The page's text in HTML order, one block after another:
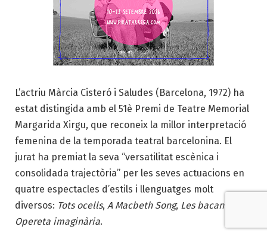
L’actriu Màrcia Cisteró i Saludes (Barcelona, 1972) ha
estat distingida amb el 51è Premi de Teatre Memorial
Margarida Xirgu, que reconeix la millor interpretació
femenina de la temporada teatral barcelonina. El
jurat ha premiat la seva “versatilitat escènica i
consolidada trajectòria” per les seves actuacions en
quatre espectacles d’estils i llenguatges molt
diversos: Tots ocells, A Macbeth Song, Les bacants
Opereta imaginària.